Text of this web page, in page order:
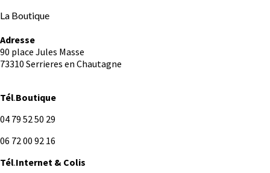
La Boutique
Adresse
90 place Jules Masse
73310 Serrieres en Chautagne
Tél.Boutique
04 79 52 50 29
06 72 00 92 16
Tél.Internet & Colis